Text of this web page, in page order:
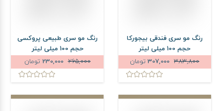
رنگ مو سری فندقی بیجورکا
حجم 100 میلی لیتر
383,800
تومان
رنگ مو سری طبیعی پروکسی
حجم 100 میلی لیتر
265,000
230,000 تومان